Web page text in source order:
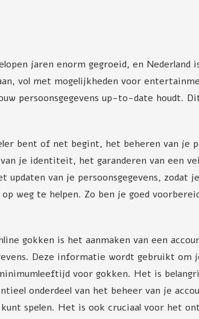
jaren enorm gegroeid, en
vol met mogelijkheden voor
persoonsgegevens up-to-date houdt.
bent of net begint, het beheren van je
je identiteit, het garanderen van een
updaten van je persoonsgegevens,
weg te helpen. Zo ben je goed
gokken is het aanmaken van een
Deze informatie wordt gebruikt
voor gokken. Het is
onderdeel van het beheer van je
spelen. Het is ook cruciaal voor het